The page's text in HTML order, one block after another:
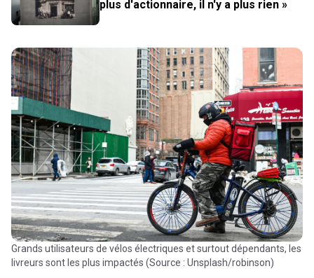
plus d'actionnaire, il n'y a plus rien »
Grands utilisateurs de vélos électriques et surtout dépendants, les
livreurs sont les plus impactés (Source : Unsplash/robinson)